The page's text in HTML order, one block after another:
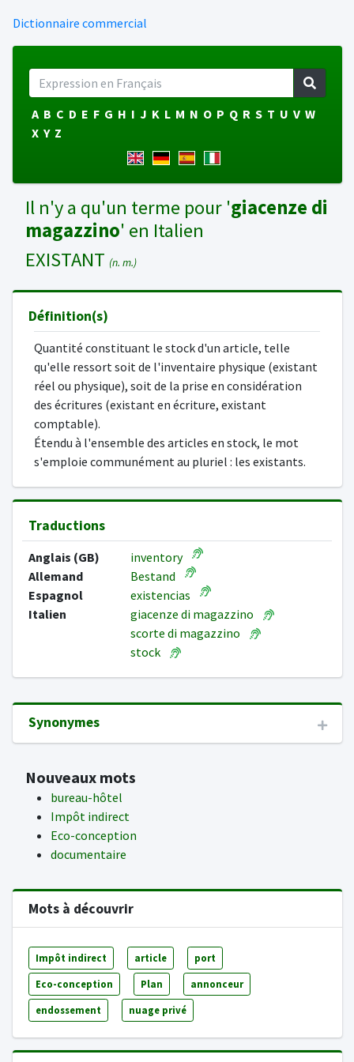
Dictionnaire commercial
A B C D E F G H I J K L M N O P Q R S T U V W
X Y Z
Il n'y a qu'un terme pour 'giacenze di
magazzino' en Italien
EXISTANT (n. m.)
Définition(s)
Quantité constituant le stock d'un article, telle
qu'elle ressort soit de l'inventaire physique (existant
réel ou physique), soit de la prise en considération
des écritures (existant en écriture, existant
comptable).
Étendu à l'ensemble des articles en stock, le mot
s'emploie communément au pluriel : les existants.
Traductions
Anglais (GB)
inventory
Allemand
Bestand
Espagnol
existencias
Italien
giacenze di magazzino
scorte di magazzino
stock
Synonymes
Nouveaux mots
bureau-hôtel
Impôt indirect
Eco-conception
documentaire
Mots à découvrir
Impôt indirect article port
Eco-conception Plan annonceur
endossement nuage privé